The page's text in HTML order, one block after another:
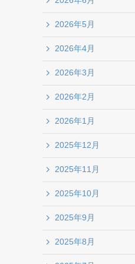
2026年5月
2026年4月
2026年3月
2026年2月
2026年1月
2025年12月
2025年11月
2025年10月
2025年9月
2025年8月